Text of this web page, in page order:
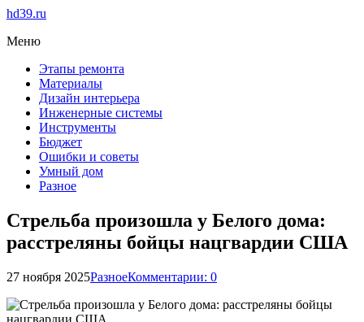
hd39.ru
Меню
Этапы ремонта
Материалы
Дизайн интерьера
Инженерные системы
Инструменты
Бюджет
Ошибки и советы
Умный дом
Разное
Стрельба произошла у Белого дома:
расстреляны бойцы нацгвардии США
27 ноября 2025РазноеКомментарии: 0